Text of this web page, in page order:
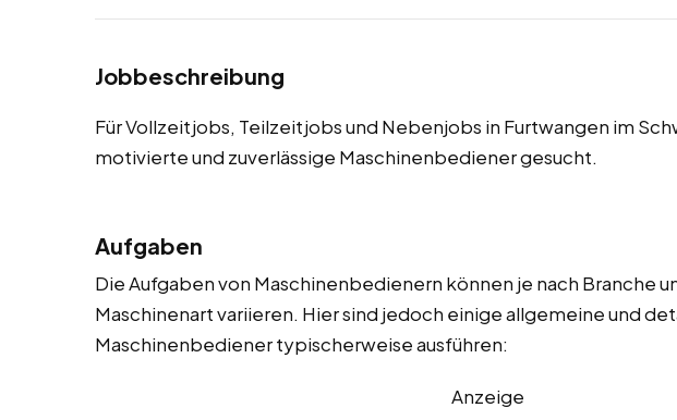
Jobbeschreibung
Für Vollzeitjobs, Teilzeitjobs und Nebenjobs in Furtwangen im
motivierte und zuverlässige Maschinenbediener gesucht.
Aufgaben
Die Aufgaben von Maschinenbedienern können je nach Branche
Maschinenart variieren. Hier sind jedoch einige allgemeine und
Maschinenbediener typischerweise ausführen:
Anzeige